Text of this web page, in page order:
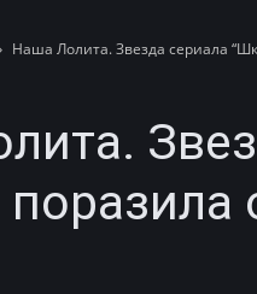
Наша Лолита. Звезда сериала